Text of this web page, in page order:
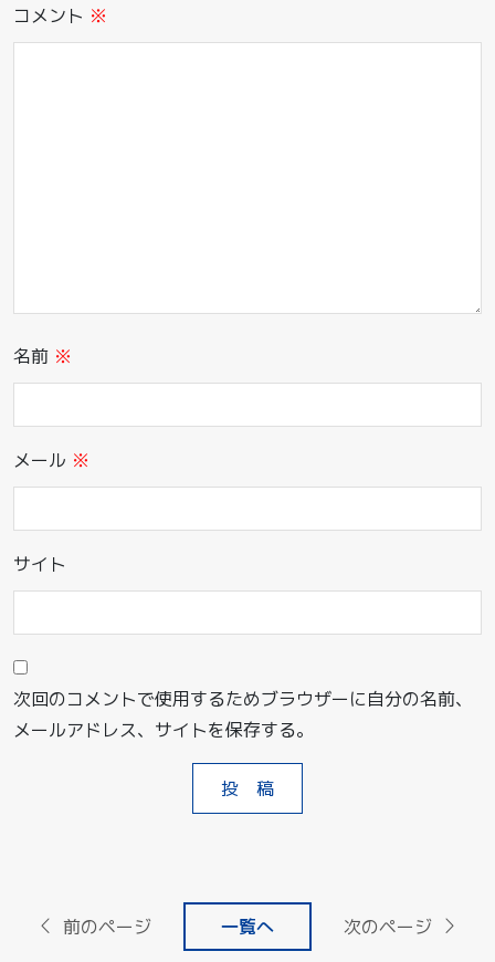
コメント ※
名前 ※
メール ※
サイト
次回のコメントで使用するためブラウザーに自分の名前、
メールアドレス、サイトを保存する。
前のページ 一覧へ 次のページ